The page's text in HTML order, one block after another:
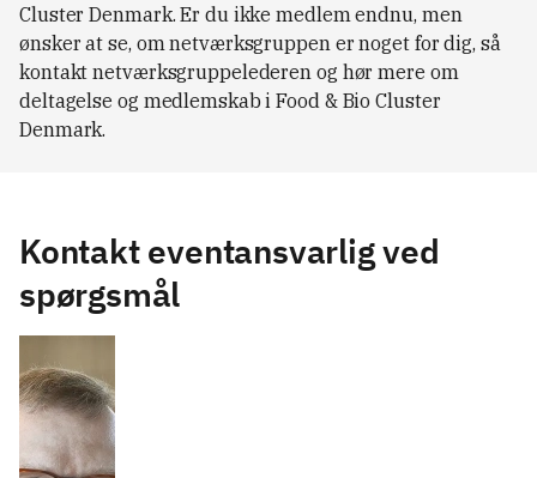
Cluster Denmark. Er du ikke medlem endnu, men
ønsker at se, om netværksgruppen er noget for dig, så
kontakt netværksgruppelederen og hør mere om
deltagelse og medlemskab i Food & Bio Cluster
Denmark.
Kontakt eventansvarlig ved
spørgsmål